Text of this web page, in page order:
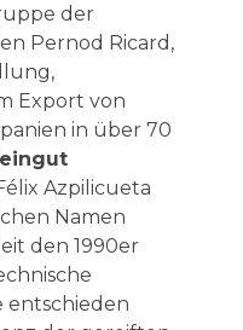
der
Pernod Ricard,
Export von
in über 70
Azpilicueta
Namen
den 1990er